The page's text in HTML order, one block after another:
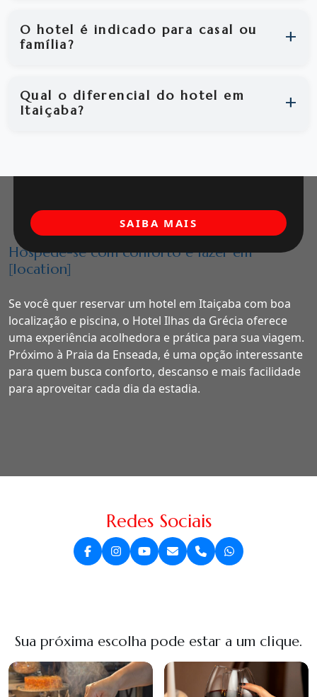
O hotel é indicado para casal ou
família?
Qual o diferencial do hotel em
Itaiçaba?
Hospede-se com conforto e lazer em
[location]
Se você quer reservar um hotel em Itaiçaba com boa
localização e piscina, o Hotel Ilhas da Grécia oferece
uma experiência acolhedora e prática para sua viagem.
Próximo à Praia da Enseada, é uma opção interessante
para quem busca conforto, descanso e mais facilidade
para aproveitar cada dia da estadia.
SAIBA MAIS
Redes Sociais
Sua próxima escolha pode estar a um clique.